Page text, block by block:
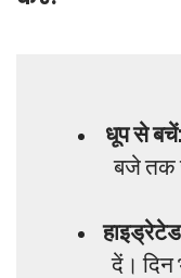
धूप से बचें:
बजे तक
दें। दिन